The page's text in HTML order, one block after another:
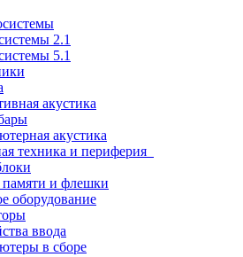
2.1
5.1
акустика
акустика
техника и периферия
и флешки
оборудование
ввода
в сборе